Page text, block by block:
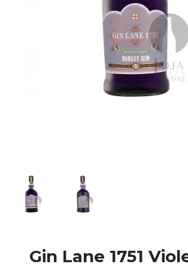
Gin Lane 1751